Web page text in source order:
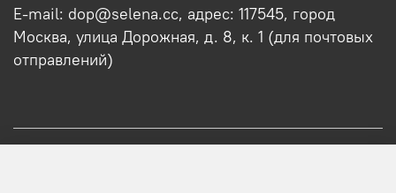
E-mail: dop@selena.cc, адрес: 117545, город
Москва, улица Дорожная, д. 8, к. 1 (для почтовых
отправлений)